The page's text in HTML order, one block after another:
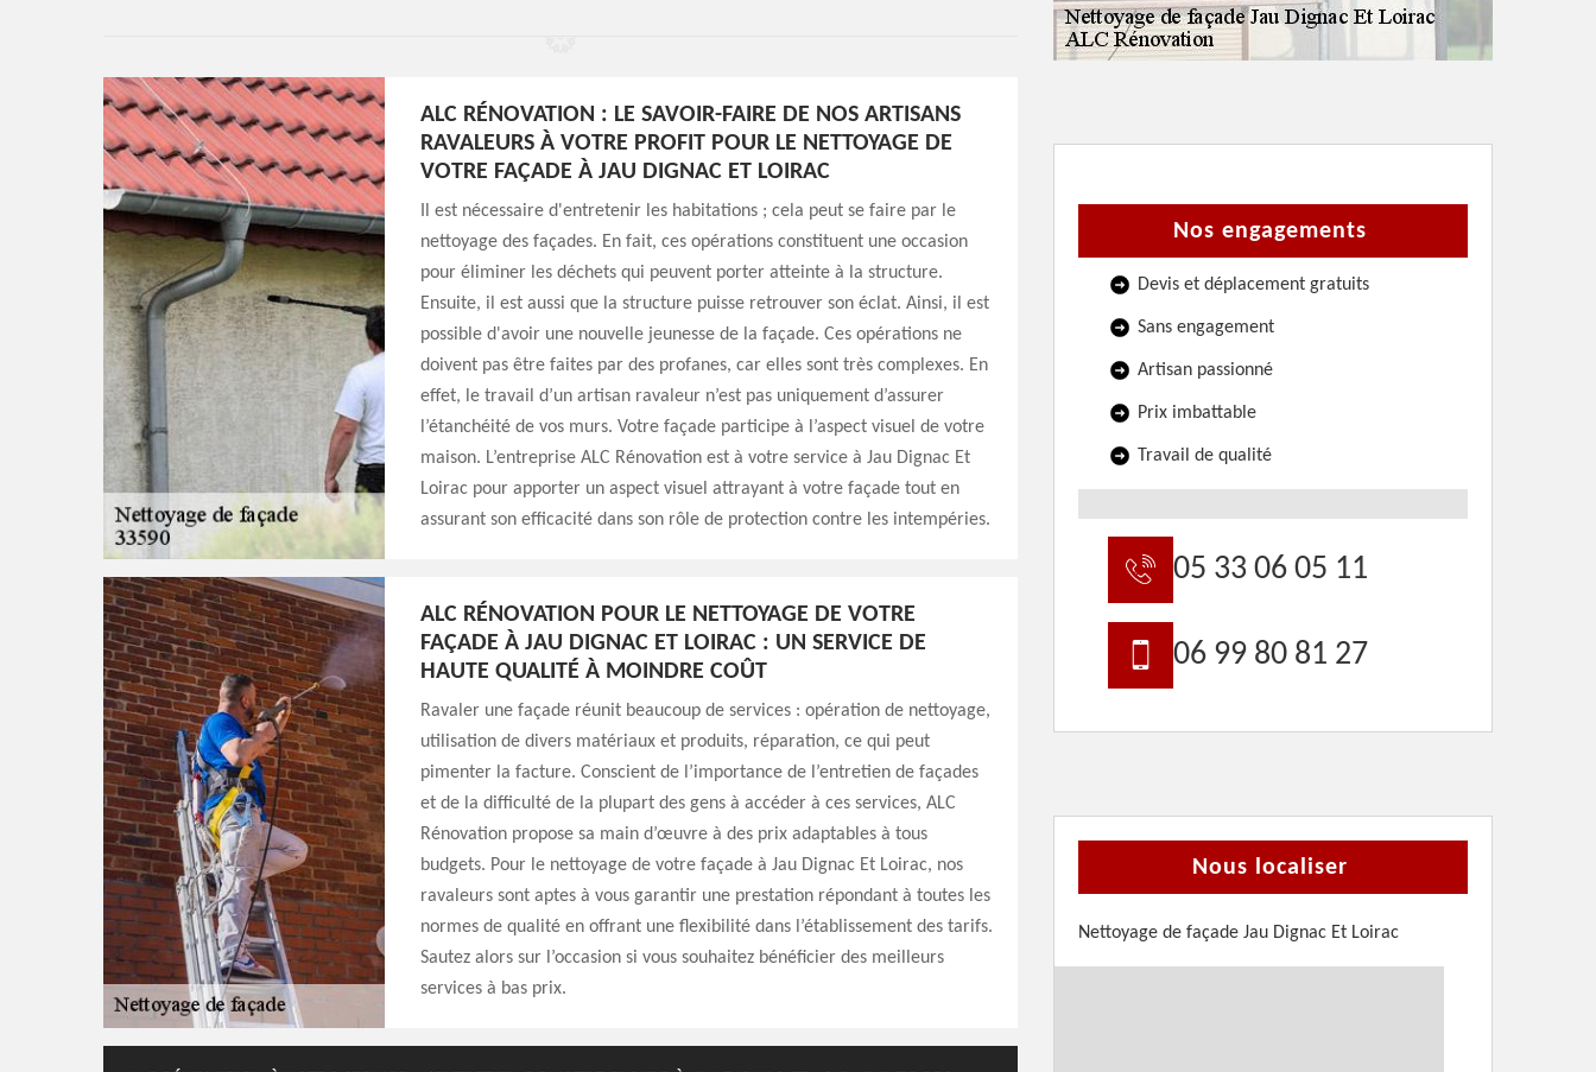
ALC RÉNOVATION : LE SAVOIR-FAIRE DE NOS ARTISANS
RAVALEURS À VOTRE PROFIT POUR LE NETTOYAGE DE
VOTRE FAÇADE À JAU DIGNAC ET LOIRAC
Il est nécessaire d'entretenir les habitations ; cela peut se faire par le
nettoyage des façades. En fait, ces opérations constituent une occasion
pour éliminer les déchets qui peuvent porter atteinte à la structure.
Ensuite, il est aussi que la structure puisse retrouver son éclat. Ainsi, il est
possible d'avoir une nouvelle jeunesse de la façade. Ces opérations ne
doivent pas être faites par des profanes, car elles sont très complexes. En
effet, le travail d’un artisan ravaleur n’est pas uniquement d’assurer
l’étanchéité de vos murs. Votre façade participe à l’aspect visuel de votre
maison. L’entreprise ALC Rénovation est à votre service à Jau Dignac Et
Loirac pour apporter un aspect visuel attrayant à votre façade tout en
assurant son efficacité dans son rôle de protection contre les intempéries.
ALC RÉNOVATION POUR LE NETTOYAGE DE VOTRE
FAÇADE À JAU DIGNAC ET LOIRAC : UN SERVICE DE
HAUTE QUALITÉ À MOINDRE COÛT
Ravaler une façade réunit beaucoup de services : opération de nettoyage,
utilisation de divers matériaux et produits, réparation, ce qui peut
pimenter la facture. Conscient de l’importance de l’entretien de façades
et de la difficulté de la plupart des gens à accéder à ces services, ALC
Rénovation propose sa main d’œuvre à des prix adaptables à tous
budgets. Pour le nettoyage de votre façade à Jau Dignac Et Loirac, nos
ravaleurs sont aptes à vous garantir une prestation répondant à toutes les
normes de qualité en offrant une flexibilité dans l’établissement des tarifs.
Sautez alors sur l’occasion si vous souhaitez bénéficier des meilleurs
services à bas prix.
Nos engagements
Devis et déplacement gratuits
Sans engagement
Artisan passionné
Prix imbattable
Travail de qualité
05 33 06 05 11
06 99 80 81 27
Nous localiser
Nettoyage de façade Jau Dignac Et Loirac